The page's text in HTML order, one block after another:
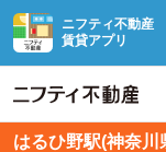
ニフティ不動産
賃貸アプリ
はるひ野駅(神奈